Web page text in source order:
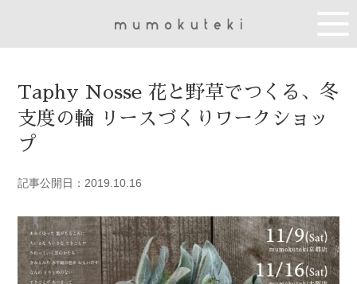
Taphy Nosse 花と野草でつくる、冬
支度の輪 リースづくりワークショッ
プ
記事公開日：2019.10.16